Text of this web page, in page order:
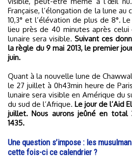
Française, l’élongation de la lune au
10,3° et l’élévation de plus de 8°.
lieu près de 40 minutes après
lunaire sera visible. Suivant ces
la règle du 9 mai 2013, le premier
juin.
Quant à la nouvelle lune de
le 27 juillet à 0h43min heure de
lunaire sera visible en Amérique du
du sud de l’Afrique. Le jour de l’Aid
juillet. Nous aurons jeûné en total
1435.
Une question s’impose : les
cette fois-ci ce calendrier ?